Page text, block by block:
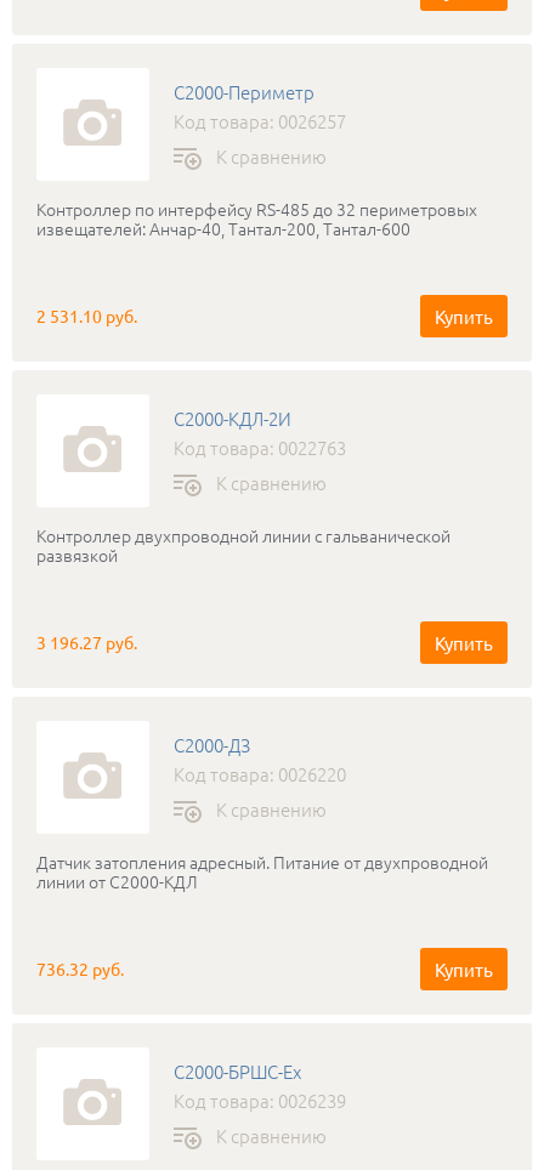
С2000-Периметр
Код товара: 0026257
К сравнению
Контроллер по интерфейсу RS-485 до 32 периметровых
извещателей: Анчар-40, Тантал-200, Тантал-600
2 531.10 руб. Купить
С2000-КДЛ-2И
Код товара: 0022763
К сравнению
Контроллер двухпроводной линии с гальванической
развязкой
3 196.27 руб. Купить
С2000-ДЗ
Код товара: 0026220
К сравнению
Датчик затопления адресный. Питание от двухпроводной
линии от С2000-КДЛ
736.32 руб. Купить
С2000-БРШС-Ех
Код товара: 0026239
К сравнению